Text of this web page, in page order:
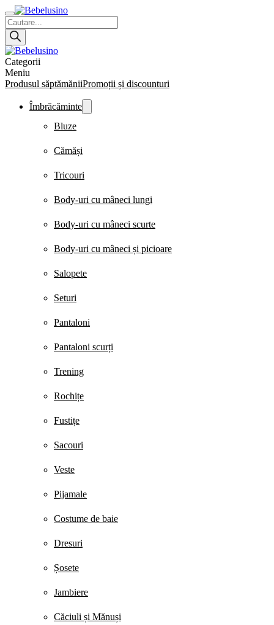
Products
search
Categorii
Meniu
Produsul săptămăniiPromoții și discounturi
Îmbrăcăminte
Bluze
Cămăși
Tricouri
Body-uri cu mâneci lungi
Body-uri cu mâneci scurte
Body-uri cu mâneci și picioare
Salopete
Seturi
Pantaloni
Pantaloni scurți
Trening
Rochițe
Fustițe
Sacouri
Veste
Pijamale
Costume de baie
Dresuri
Șosete
Jambiere
Căciuli și Mănuși